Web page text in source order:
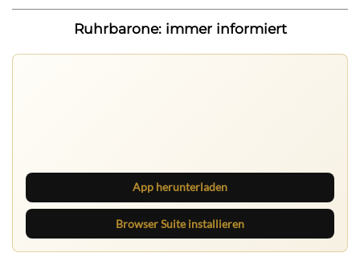
Ruhrbarone: immer informiert
App herunterladen
Browser Suite installieren